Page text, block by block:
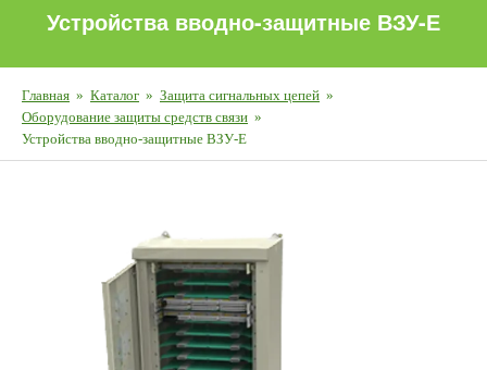
Устройства вводно-защитные ВЗУ-Е
Главная » Каталог » Защита сигнальных цепей »
Оборудование защиты средств связи »
Устройства вводно-защитные ВЗУ-Е